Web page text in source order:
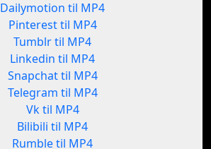
Dailymotion til MP4
Pinterest til MP4
Tumblr til MP4
Linkedin til MP4
Snapchat til MP4
Telegram til MP4
Vk til MP4
Bilibili til MP4
Rumble til MP4